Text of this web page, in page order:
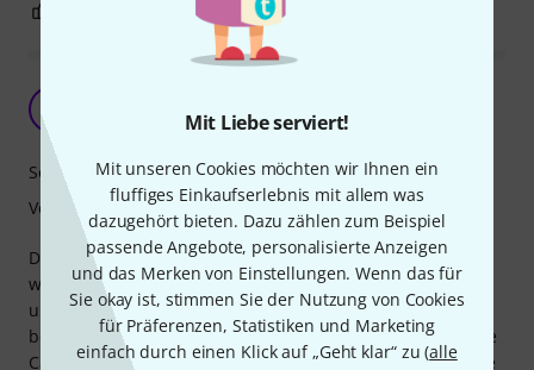
Mit Liebe serviert!
Mit unseren Cookies möchten wir Ihnen ein
fluffiges Einkaufserlebnis mit allem was
dazugehört bieten. Dazu zählen zum Beispiel
passende Angebote, personalisierte Anzeigen
und das Merken von Einstellungen. Wenn das für
Sie okay ist, stimmen Sie der Nutzung von Cookies
für Präferenzen, Statistiken und Marketing
einfach durch einen Klick auf „Geht klar“ zu (alle
BEWERTUNG MELDEN
Cake* 20.07.2023
Die Junior 1 ist gut verarbeitet, aber hat soundtechnisch
wenig zu bieten. Der Unterschied zwischen Bass-Anschlag
und Open ist kaum hörbar, zumindest bei der die ich
bestellt habe. Ich habe für den Vergleich drei verschiedene
Cajons für Kinder bestellt. Die Junior 4 war mit Abstand die
Sound
Verarbeitung